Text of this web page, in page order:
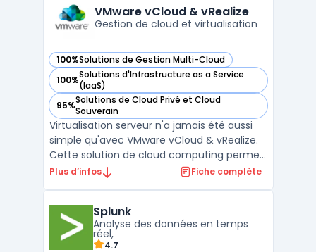
sécurisé, inventaire, alerting et reporting
pour ...
VMware vCloud & vRealize
Gestion de cloud et virtualisation
100%Solutions de Gestion Multi-Cloud
— voir VMware vCloud & vRealize dans cette catégorie
100%Solutions d'Infrastructure as a Service
(IaaS)
— voir VMware vCloud & vRealize dans cette catégorie
95%Solutions de Cloud Privé et Cloud
Souverain
— voir VMware vCloud & vRealize dans cette catégorie
Virtualisation serveur n'a jamais été aussi
simple qu'avec VMware vCloud & vRealize.
Cette solution de cloud computing permet
aux entreprises de gérer leur infrastructure
forme de cloud computing pour la gestion
des ressour ...
Plus d’infos Fiche complète
Splunk
Analyse des données en temps
réel,
4.7